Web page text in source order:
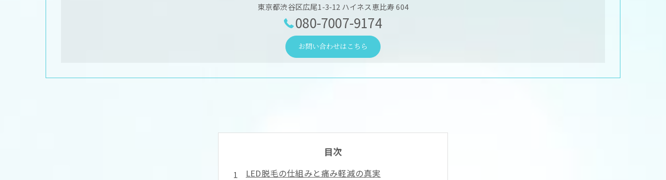
東京都渋谷区広尾1-3-12 ハイネス恵比寿 604
080-7007-9174
お問い合わせはこちら
目次
LED脱毛の仕組みと痛み軽減の真実